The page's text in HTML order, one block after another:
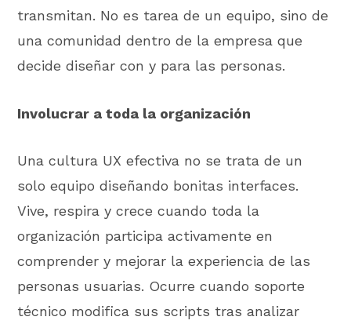
transmitan. No es tarea de un equipo, sino de
una comunidad dentro de la empresa que
decide diseñar con y para las personas.
Involucrar a toda la organización
Una cultura UX efectiva no se trata de un
solo equipo diseñando bonitas interfaces.
Vive, respira y crece cuando toda la
organización participa activamente en
comprender y mejorar la experiencia de las
personas usuarias. Ocurre cuando soporte
técnico modifica sus scripts tras analizar